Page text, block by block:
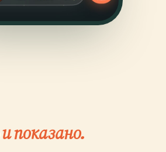
и показано.